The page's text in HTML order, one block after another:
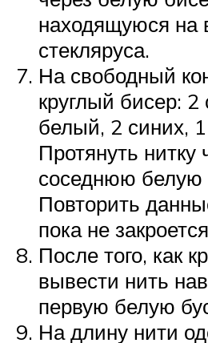
находящуюся на
стекляруса.
На свободный
круглый бисер: 2
белый, 2 синих,
Протянуть нитку
соседнюю белую
Повторить
пока не
После того, как
вывести нить
первую белую
На длину нити